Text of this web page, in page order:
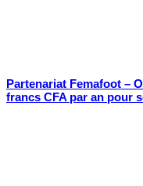
Partenariat Femafoot –
francs CFA par an pour